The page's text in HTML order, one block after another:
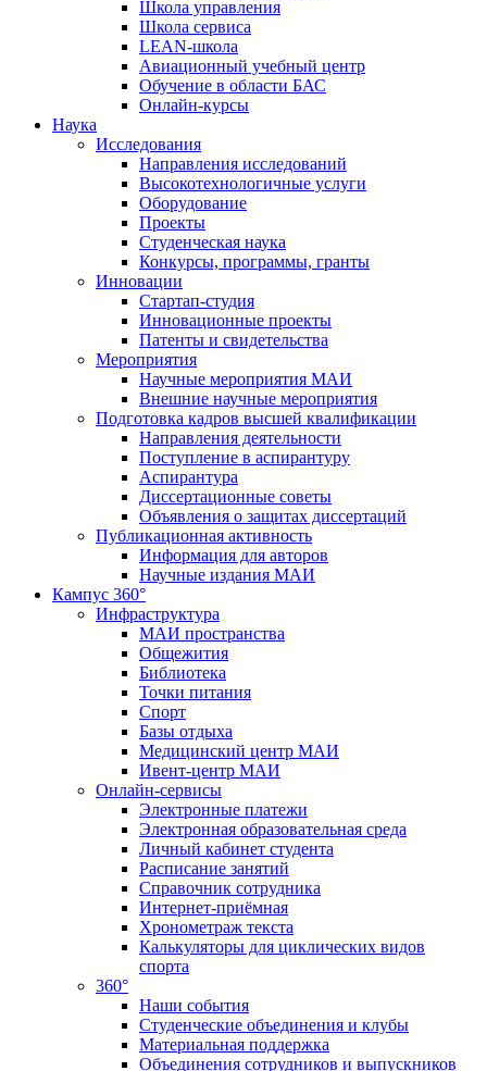
Школа управления
Школа сервиса
LEAN-школа
Авиационный учебный центр
Обучение в области БАС
Онлайн-курсы
Наука
Исследования
Направления исследований
Высокотехнологичные услуги
Оборудование
Проекты
Студенческая наука
Конкурсы, программы, гранты
Инновации
Стартап-студия
Инновационные проекты
Патенты и свидетельства
Мероприятия
Научные мероприятия МАИ
Внешние научные мероприятия
Подготовка кадров высшей квалификации
Направления деятельности
Поступление в аспирантуру
Аспирантура
Диссертационные советы
Объявления о защитах диссертаций
Публикационная активность
Информация для авторов
Научные издания МАИ
Кампус 360°
Инфраструктура
МАИ пространства
Общежития
Библиотека
Точки питания
Спорт
Базы отдыха
Медицинский центр МАИ
Ивент-центр МАИ
Онлайн-сервисы
Электронные платежи
Электронная образовательная среда
Личный кабинет студента
Расписание занятий
Справочник сотрудника
Интернет-приёмная
Хронометраж текста
Калькуляторы для циклических видов
спорта
360°
Наши события
Студенческие объединения и клубы
Материальная поддержка
Объединения сотрудников и выпускников